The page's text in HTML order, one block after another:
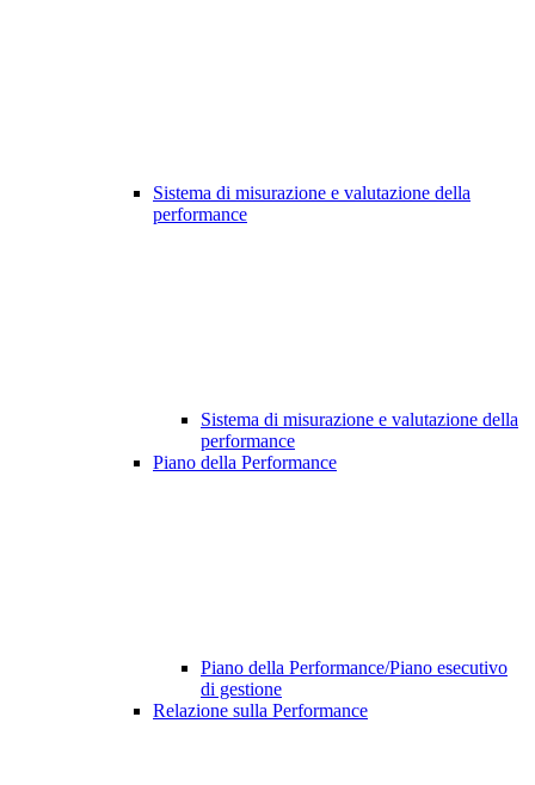
Sistema di misurazione e valutazione della
performance
Sistema di misurazione e valutazione della
performance
Piano della Performance
Piano della Performance/Piano esecutivo
di gestione
Relazione sulla Performance